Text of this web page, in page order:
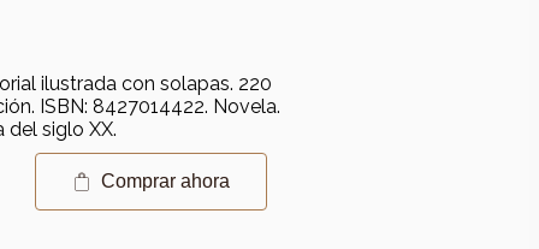
ilustrada con solapas. 220
ISBN: 8427014422. Novela.
del siglo XX.
Comprar ahora